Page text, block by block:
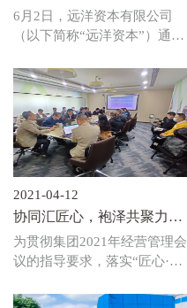
携手红星美凯龙 加速布局物
流地产
6月2日，远洋资本有限公司
（以下简称“远洋资本”）通过
团股份有限公司（以下简
称“红星美凯龙”）达成《合作
框架协议》，拟收购红星美凯
龙所持有的西藏红星美凯龙企
业管理有限公司、红星美凯龙
（上海）企业管理有限公司、
天津红星美凯龙物流有限公司
等7家物流子公司。
2021-04-12
协同汇匠心，袍泽共聚力
——远洋物流顺利召开产品
无缺陷落地专题交流会
为贯彻集团2021年经营管理会
议的指导要求，落实“匠心·服
无缺陷”真正落地实施，4月7